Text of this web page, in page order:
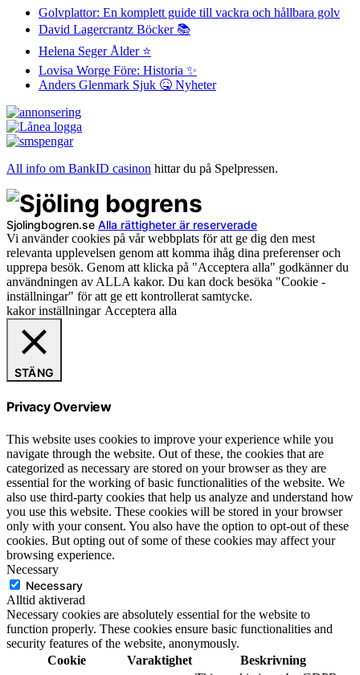
Golvplattor: En komplett guide till vackra och hållbara golv
David Lagercrantz Böcker 📚
Helena Seger Ålder ⭐️
Lovisa Worge Före: Historia ✨
Anders Glenmark Sjuk 🤒 Nyheter
All info om BankID casinon hittar du på Spelpressen.
Sjolingbogren.se Alla rättigheter är reserverade
Vi använder cookies på vår webbplats för att ge dig den mest
relevanta upplevelsen genom att komma ihåg dina preferenser och
upprepa besök. Genom att klicka på "Acceptera alla" godkänner du
användningen av ALLA kakor. Du kan dock besöka "Cookie -
inställningar" för att ge ett kontrollerat samtycke.
kakor inställningar Acceptera alla
STÄNG
Privacy Overview
This website uses cookies to improve your experience while you
navigate through the website. Out of these, the cookies that are
categorized as necessary are stored on your browser as they are
essential for the working of basic functionalities of the website. We
also use third-party cookies that help us analyze and understand how
you use this website. These cookies will be stored in your browser
only with your consent. You also have the option to opt-out of these
cookies. But opting out of some of these cookies may affect your
browsing experience.
Necessary
Necessary
Alltid aktiverad
Necessary cookies are absolutely essential for the website to
function properly. These cookies ensure basic functionalities and
security features of the website, anonymously.
Cookie
Varaktighet Beskrivning